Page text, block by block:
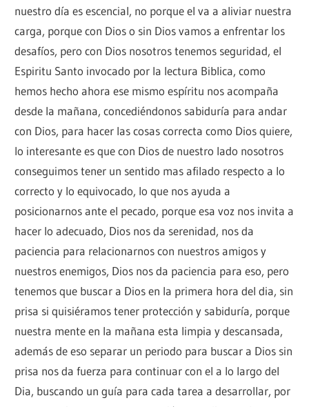
nuestro día es escencial, no porque el va a aliviar nuestra
carga, porque con Dios o sin Dios vamos a enfrentar los
desafíos, pero con Dios nosotros tenemos seguridad, el
Espiritu Santo invocado por la lectura Biblica, como
hemos hecho ahora ese mismo espíritu nos acompaña
desde la mañana, concediéndonos sabiduría para andar
con Dios, para hacer las cosas correcta como Dios quiere,
lo interesante es que con Dios de nuestro lado nosotros
conseguimos tener un sentido mas afilado respecto a lo
correcto y lo equivocado, lo que nos ayuda a
posicionarnos ante el pecado, porque esa voz nos invita a
hacer lo adecuado, Dios nos da serenidad, nos da
paciencia para relacionarnos con nuestros amigos y
nuestros enemigos, Dios nos da paciencia para eso, pero
tenemos que buscar a Dios en la primera hora del dia, sin
prisa si quisiéramos tener protección y sabiduría, porque
nuestra mente en la mañana esta limpia y descansada,
además de eso separar un periodo para buscar a Dios sin
prisa nos da fuerza para continuar con el a lo largo del
Dia, buscando un guía para cada tarea a desarrollar, por